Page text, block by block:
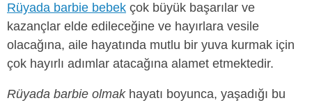
Rüyada barbie bebek çok büyük başarılar ve
kazançlar elde edileceğine ve hayırlara vesile
olacağına, aile hayatında mutlu bir yuva kurmak için
çok hayırlı adımlar atacağına alamet etmektedir.
Rüyada barbie olmakhayatı boyunca, yaşadığı bu